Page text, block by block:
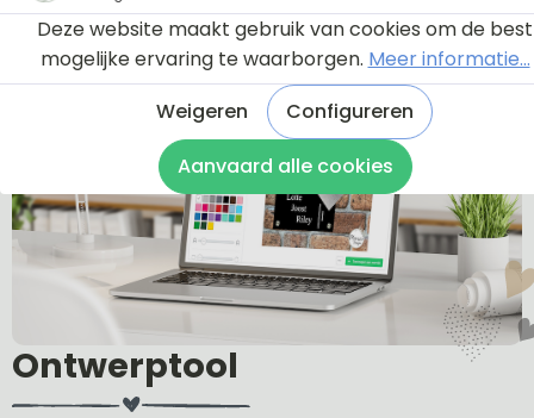
Ontwerptool
Deze website maakt gebruik van cookies om de best
mogelijke ervaring te waarborgen. Meer informatie...
Weigeren
Configureren
Aanvaard alle cookies